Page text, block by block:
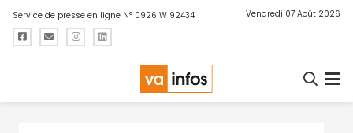
Service de presse en ligne N° 0926 W 92434 Vendredi 07 Août 2026